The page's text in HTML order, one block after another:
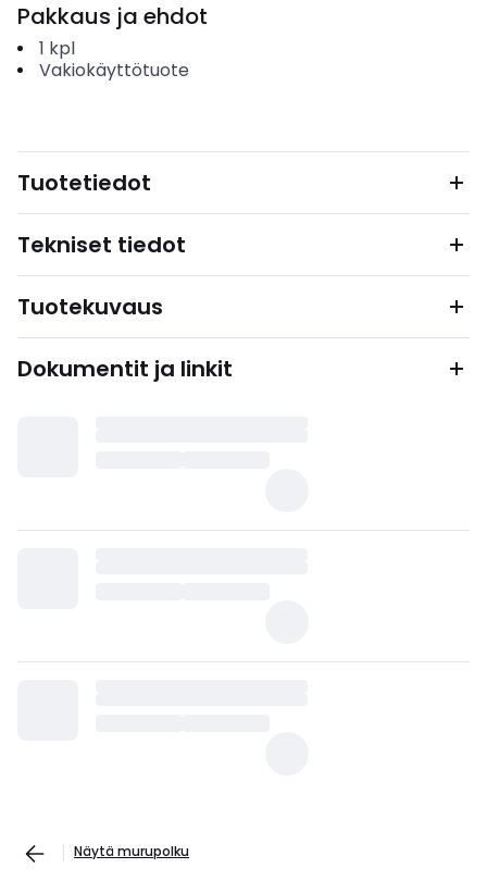
Pakkaus ja ehdot
1 kpl
Vakiokäyttötuote
Tuotetiedot
Tekniset tiedot
Tuotekuvaus
Dokumentit ja linkit
Näytä murupolku